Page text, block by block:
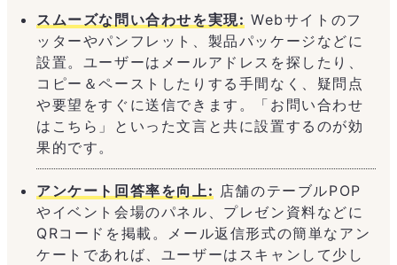
スムーズな問い合わせを実現: Webサイトのフ
ッターやパンフレット、製品パッケージなどに
設置。ユーザーはメールアドレスを探したり、
コピー＆ペーストしたりする手間なく、疑問点
や要望をすぐに送信できます。「お問い合わせ
はこちら」といった文言と共に設置するのが効
果的です。
アンケート回答率を向上: 店舗のテーブルPOP
やイベント会場のパネル、プレゼン資料などに
QRコードを掲載。メール返信形式の簡単なアン
ケートであれば、ユーザーはスキャンして少し